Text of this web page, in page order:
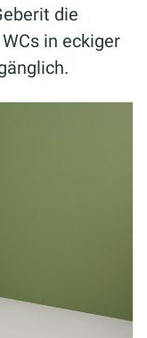
die
in eckiger